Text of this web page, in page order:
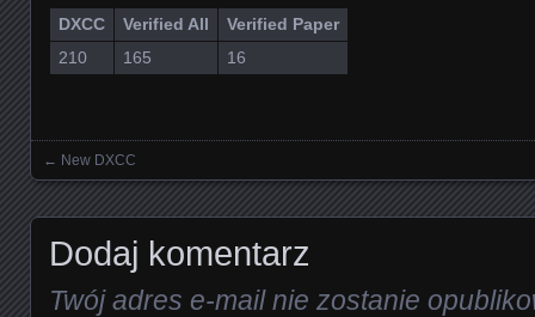
DXCC Verified All
Verified Paper
210
165 16
Posts navigation
← New DXCC
Dodaj komentarz
Twój adres e-mail nie zostanie